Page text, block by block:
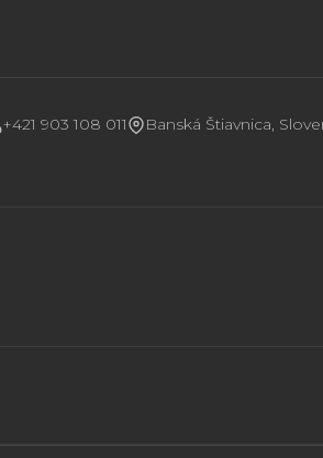
+421 903 108 011 Banská Štiavnica,